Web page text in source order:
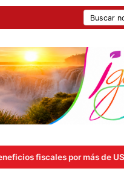
por más de USD 40